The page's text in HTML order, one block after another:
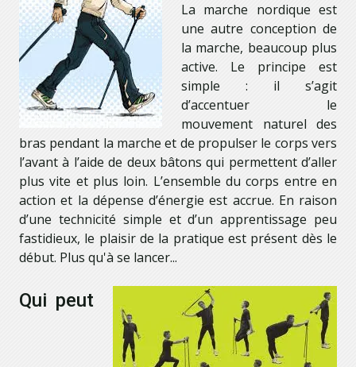
La marche nordique est
une autre conception de
la marche, beaucoup plus
active. Le principe est
simple : il s’agit
d’accentuer le
mouvement naturel des
bras pendant la marche et de propulser le corps vers
l’avant à l’aide de deux bâtons qui permettent d’aller
plus vite et plus loin. L’ensemble du corps entre en
action et la dépense d’énergie est accrue. En raison
d’une technicité simple et d’un apprentissage peu
fastidieux, le plaisir de la pratique est présent dès le
début. Plus qu'à se lancer...
Qui peut